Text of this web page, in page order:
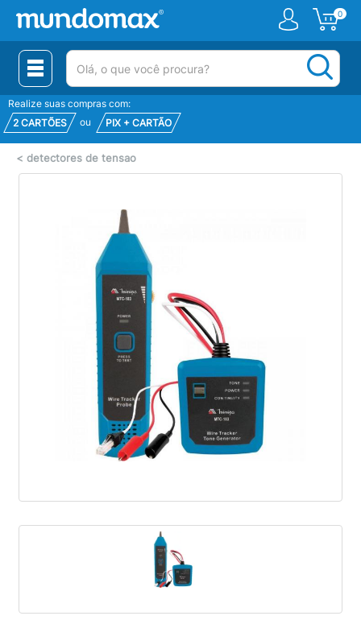
0
(pesquisar)
Realize suas compras com:
2 CARTÕES
ou PIX + CARTÃO
< detectores de tensao